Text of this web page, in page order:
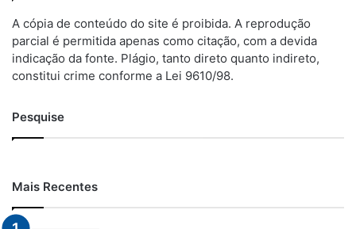
A cópia de conteúdo do site é proibida. A reprodução
parcial é permitida apenas como citação, com a devida
indicação da fonte. Plágio, tanto direto quanto indireto,
constitui crime conforme a Lei 9610/98.
Pesquise
Mais Recentes